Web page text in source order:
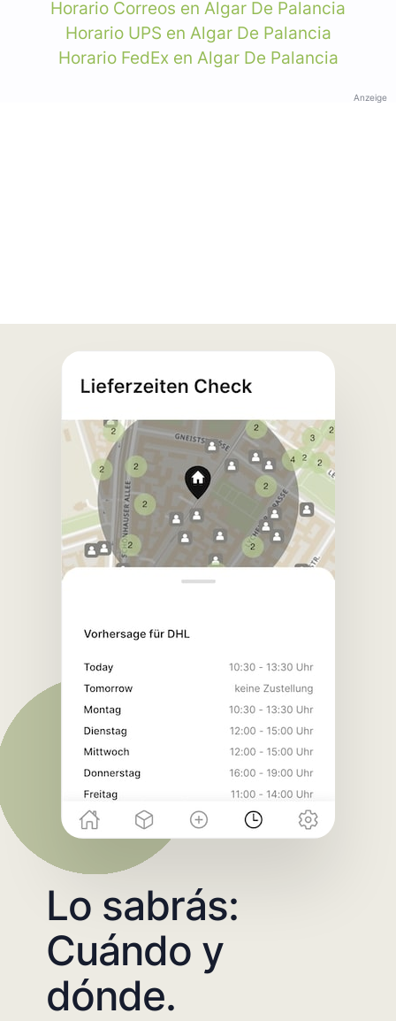
Horario Correos en Algar De Palancia
Horario UPS en Algar De Palancia
Horario FedEx en Algar De Palancia
Anzeige
Lo sabrás:
Cuándo y
dónde.